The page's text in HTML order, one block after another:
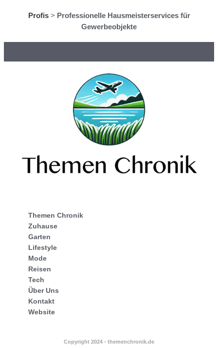
Profis> Professionelle Hausmeisterservices für
Gewerbeobjekte
Themen Chronik
Zuhause
Garten
Lifestyle
Mode
Reisen
Tech
Über Uns
Kontakt
Website
Copyright 2024 - themenchronik.de